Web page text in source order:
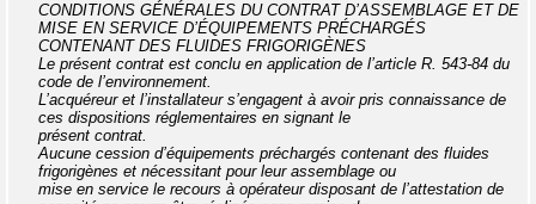
CONDITIONS GÉNÉRALES DU CONTRAT D’ASSEMBLAGE ET DE
MISE EN SERVICE D’ÉQUIPEMENTS PRÉCHARGÉS
CONTENANT DES FLUIDES FRIGORIGÈNES
Le présent contrat est conclu en application de l’article R. 543-84 du
code de l’environnement.
L’acquéreur et l’installateur s’engagent à avoir pris connaissance de
ces dispositions réglementaires en signant le
présent contrat.
Aucune cession d’équipements préchargés contenant des fluides
frigorigènes et nécessitant pour leur assemblage ou
mise en service le recours à opérateur disposant de l’attestation de